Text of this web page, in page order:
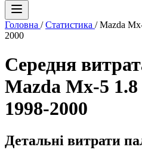
Головна / Статистика / Mazda
2000
Середня
Mazda Mx-5
1998-2000
Детальні витрати